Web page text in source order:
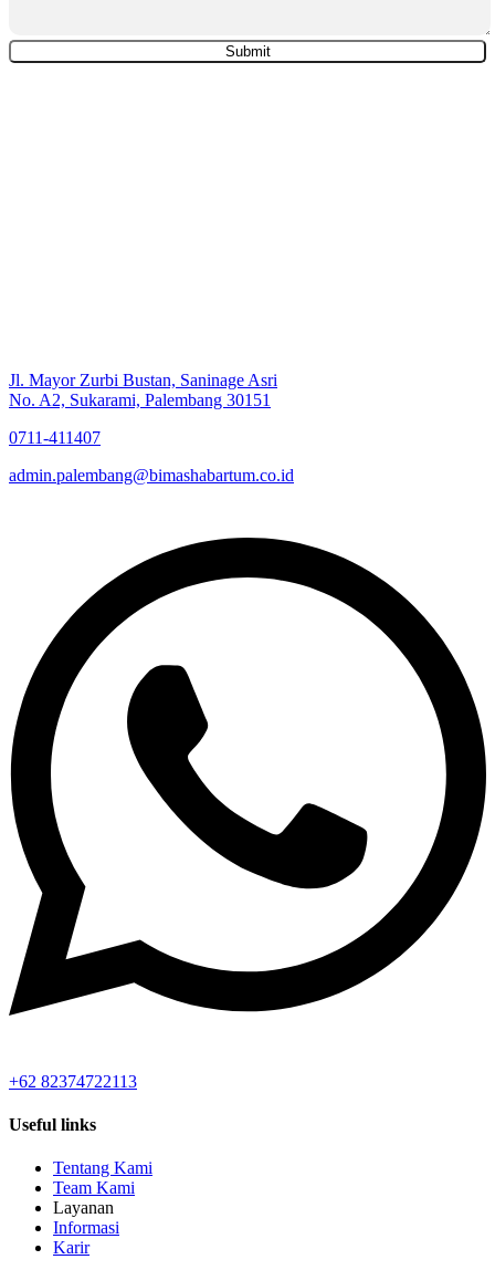
Jl. Mayor Zurbi Bustan, Saninage Asri
No. A2, Sukarami, Palembang 30151
0711-411407
admin.palembang@bimashabartum.co.id
+62 82374722113
Useful links
Tentang Kami
Team Kami
Layanan
Informasi
Karir